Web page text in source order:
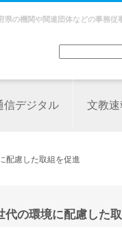
県の機関や関連団体などの事務
信デジタル 文教速
配慮した取組を促進
の環境に配慮した